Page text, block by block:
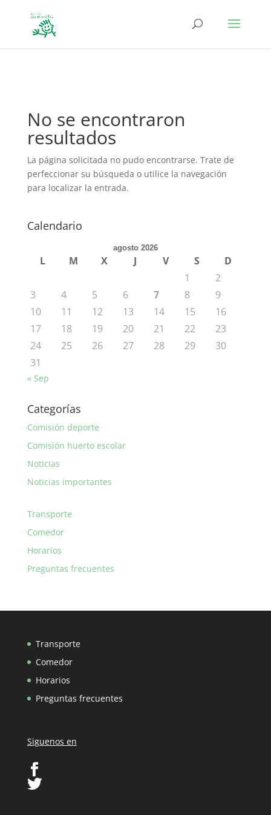
No se encontraron
resultados
La página solicitada no pudo encontrarse. Trate de
perfeccionar su búsqueda o utilice la navegación
para localizar la entrada.
Calendario
agosto 2026
L M X J V S
D
1
2
3
4 5 6 7 8
9
10
11 12 13 14 15
16
17
18 19 20 21 22
23
24
25 26 27 28 29
30
31
« Sep
Categorías
Comisión deporte
Comisión huerto escolar
Noticias
Noticias importantes
Transporte
Comedor
Horarios
Preguntas frecuentes
Transporte
Comedor
Horarios
Preguntas frecuentes
Siguenos en